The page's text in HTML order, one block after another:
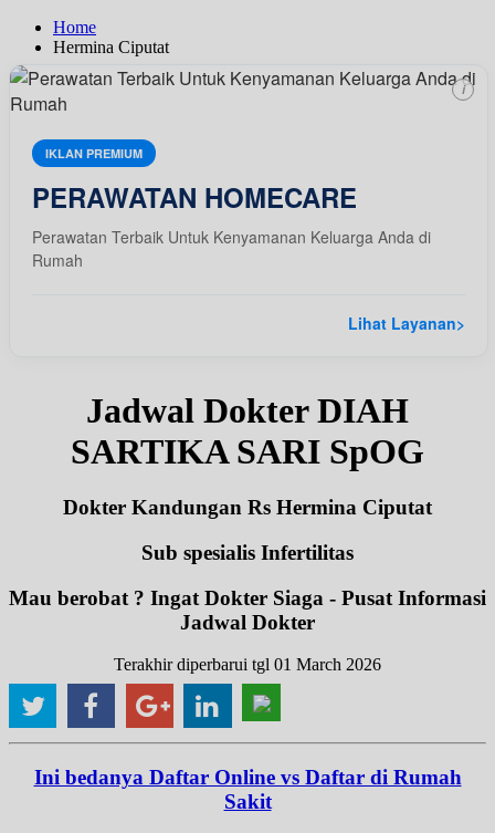
Home
Hermina Ciputat
IKLAN PREMIUM
PERAWATAN HOMECARE
Perawatan Terbaik Untuk Kenyamanan Keluarga Anda di
Rumah
Lihat Layanan>
i
Jadwal Dokter DIAH
SARTIKA SARI SpOG
Dokter Kandungan Rs Hermina Ciputat
Sub spesialis Infertilitas
Mau berobat ? Ingat Dokter Siaga - Pusat Informasi
Jadwal Dokter
Terakhir diperbarui tgl 01 March 2026
Ini bedanya Daftar Online vs Daftar di Rumah
Sakit